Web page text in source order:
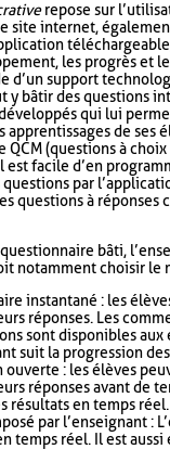
repose sur
site internet,
les progrès et
d’un support
y bâtir des questions
qui lui
apprentissages de ses
QCM (questions à
est facile d’en
par
questions à réponses
bâti,
notamment choisir le
instantané : les
réponses. Les
sont disponibles
suit la progression
ouverte : les élèves
réponses avant de
résultats en temps réel.
par l’enseignant :
temps réel. Il est